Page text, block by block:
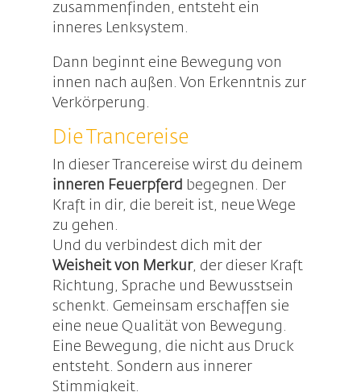
zusammenfinden, entsteht ein
inneres Lenksystem.
Dann beginnt eine Bewegung von
innen nach außen. Von Erkenntnis zur
Verkörperung.
Die Trancereise
In dieser Trancereise wirst du deinem
inneren Feuerpferd begegnen. Der
Kraft in dir, die bereit ist, neue Wege
zu gehen.
Und du verbindest dich mit der
Weisheit von Merkur, der dieser Kraft
Richtung, Sprache und Bewusstsein
schenkt. Gemeinsam erschaffen sie
eine neue Qualität von Bewegung.
Eine Bewegung, die nicht aus Druck
entsteht. Sondern aus innerer
Stimmigkeit.